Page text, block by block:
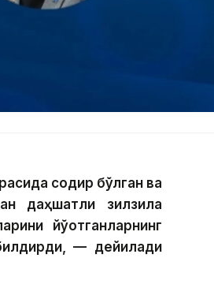
содир бўлган ва
даҳшатли зилзила
йўқотганларнинг
— дейилади